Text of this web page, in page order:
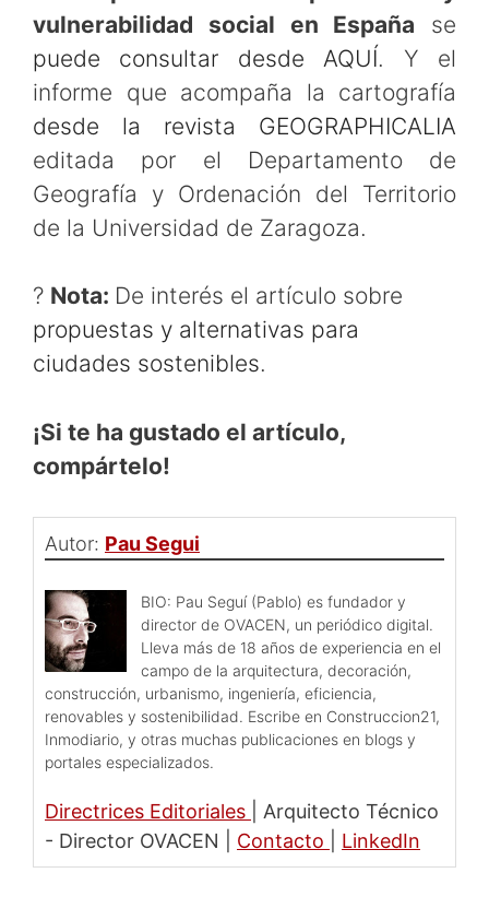
vulnerabilidad social en España se
puede consultar desde AQUÍ. Y el
informe que acompaña la cartografía
desde la revista GEOGRAPHICALIA
editada por el Departamento de
Geografía y Ordenación del Territorio
de la Universidad de Zaragoza.
? Nota: De interés el artículo sobre
propuestas y alternativas para
ciudades sostenibles.
¡Si te ha gustado el artículo,
compártelo!
Autor: Pau Segui
BIO: Pau Seguí (Pablo) es fundador y
director de OVACEN, un periódico digital.
Lleva más de 18 años de experiencia en el
campo de la arquitectura, decoración,
construcción, urbanismo, ingeniería, eficiencia,
renovables y sostenibilidad. Escribe en Construccion21,
Inmodiario, y otras muchas publicaciones en blogs y
portales especializados.
Directrices Editoriales
Arquitecto Técnico
- Director OVACEN
Contacto LinkedIn